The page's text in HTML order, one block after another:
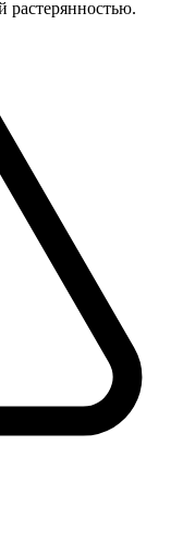
растерянностью.